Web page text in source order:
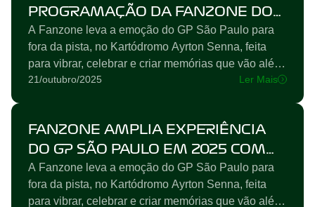
Dubai do hospital responsável pela prova. Na
prática, a médica foi colocada em um...
PROGRAMAÇÃO DA FANZONE DO
GP SÃO PAULO DE F1 NA SEXTA, 07
DE NOVEMBRO
A Fanzone leva a emoção do GP São Paulo para
fora da pista, no Kartódromo Ayrton Senna, feita
para vibrar, celebrar e criar memórias que vão além
da corrida Matheus & Kauan são a atração principal
Paulo no domingo, dia 09 Os ingressos, válidos
para os 3 dias de evento, custam R$580,00
(R$290,00 meia-entrada) e já...
21/outubro/2025 Ler Mais
FANZONE AMPLIA EXPERIÊNCIA
DO GP SÃO PAULO EM 2025 COM
SHOWS DE THIAGUINHO,
MATHEUS & KAUAN, ALÉM DE
A Fanzone leva a emoção do GP São Paulo para
fora da pista, no Kartódromo Ayrton Senna, feita
para vibrar, celebrar e criar memórias que vão além